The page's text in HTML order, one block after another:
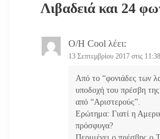
Λιβαδειά και 24
Ο/Η Cool λέει:
13 Σεπτεμβρίου 2017 στις 11:38
Από το “φονιάδες των
υποδοχή του πρέσβη
από “Αριστερούς”.
Ερώτημα: Γιατί η
πρόσφυγα?